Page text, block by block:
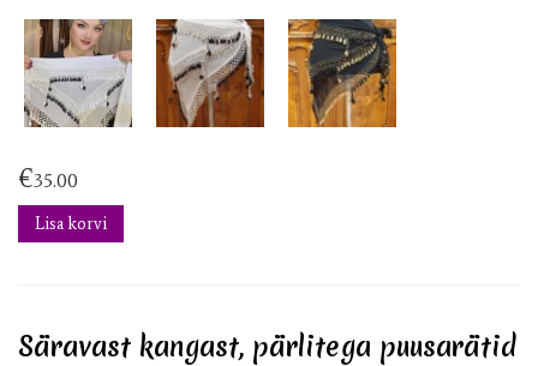
€35.00
Lisa korvi
Säravast kangast, pärlitega puusarätid